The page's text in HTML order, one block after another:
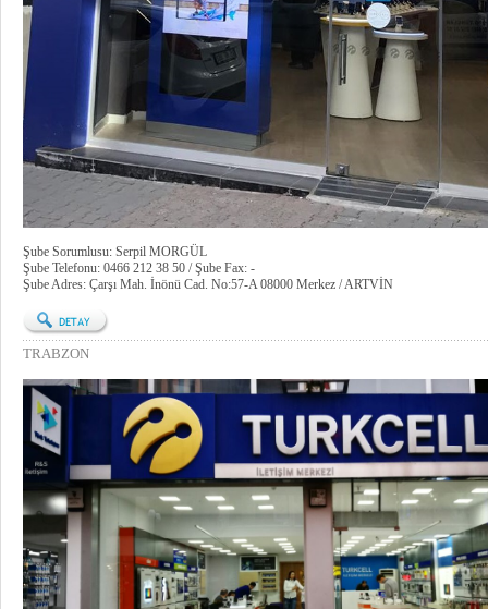
Şube Sorumlusu: Serpil MORGÜL
Şube Telefonu: 0466 212 38 50 / Şube Fax: -
Şube Adres: Çarşı Mah. İnönü Cad. No:57-A 08000 Merkez / ARTVİN
TRABZON